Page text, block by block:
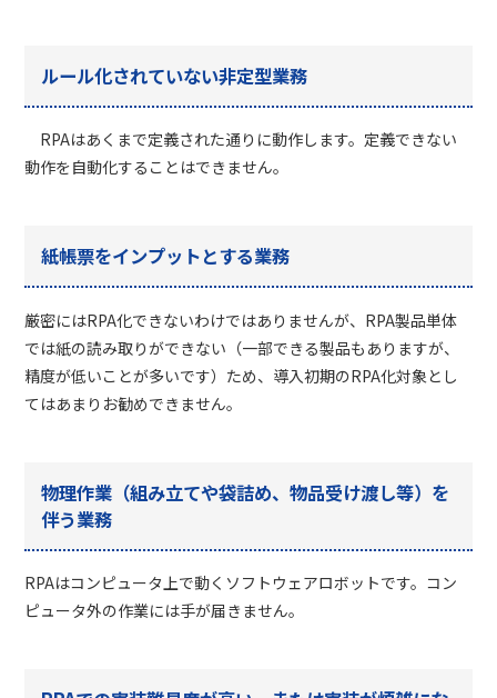
ルール化されていない非定型業務
RPAはあくまで定義された通りに動作します。定義できない
動作を自動化することはできません。
紙帳票をインプットとする業務
厳密にはRPA化できないわけではありませんが、 RPA製品単体
では紙の読み取りができない（一部できる製品もありますが、
精度が低いことが多いです）ため、導入初期のRPA化対象とし
てはあまりお勧めできません。
物理作業（組み立てや袋詰め、物品受け渡し等）を
伴う業務
RPAはコンピュータ上で動くソフトウェアロボットです。コン
ピュータ外の作業には手が届きません。